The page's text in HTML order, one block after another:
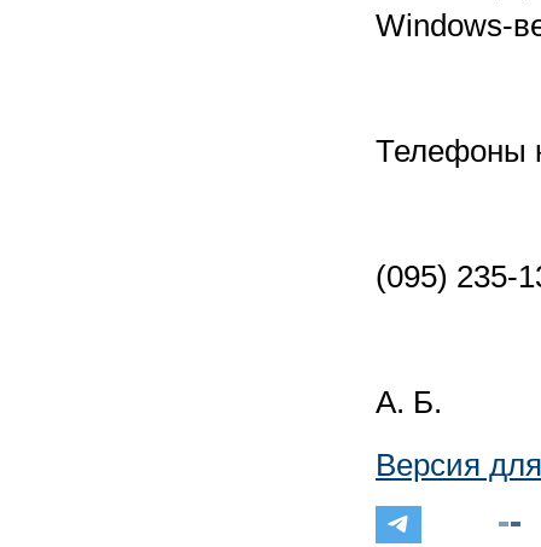
Windows-
Телефоны
(095) 235-
А. Б.
Версия